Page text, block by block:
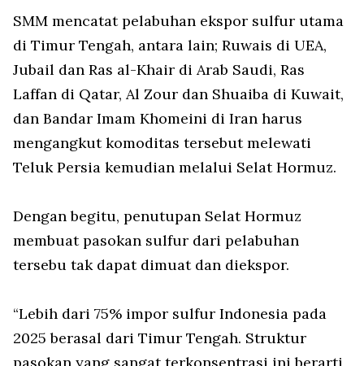
SMM mencatat pelabuhan ekspor sulfur utama
di Timur Tengah, antara lain; Ruwais di UEA,
Jubail dan Ras al-Khair di Arab Saudi, Ras
Laffan di Qatar, Al Zour dan Shuaiba di Kuwait,
dan Bandar Imam Khomeini di Iran harus
mengangkut komoditas tersebut melewati
Teluk Persia kemudian melalui Selat Hormuz.
Dengan begitu, penutupan Selat Hormuz
membuat pasokan sulfur dari pelabuhan
tersebu tak dapat dimuat dan diekspor.
“Lebih dari 75% impor sulfur Indonesia pada
2025 berasal dari Timur Tengah. Struktur